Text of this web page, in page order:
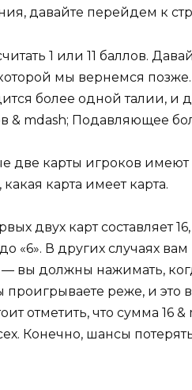
давайте перейдем к
1 или 11 баллов.
мы вернемся
более одной талии, и
& mdash; Подавляющее
две карты игроков имеют
карта имеет карта.
двух карт составляет
«6». В других случаях
вы должны нажимать,
проигрываете реже, и
отметить, что сумма 16
Конечно, шансы